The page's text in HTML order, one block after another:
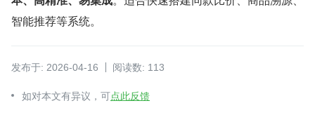
智能推荐等系统。
发布于: 2026-04-16 阅读数: 113
如对本文有异议，可点此反馈